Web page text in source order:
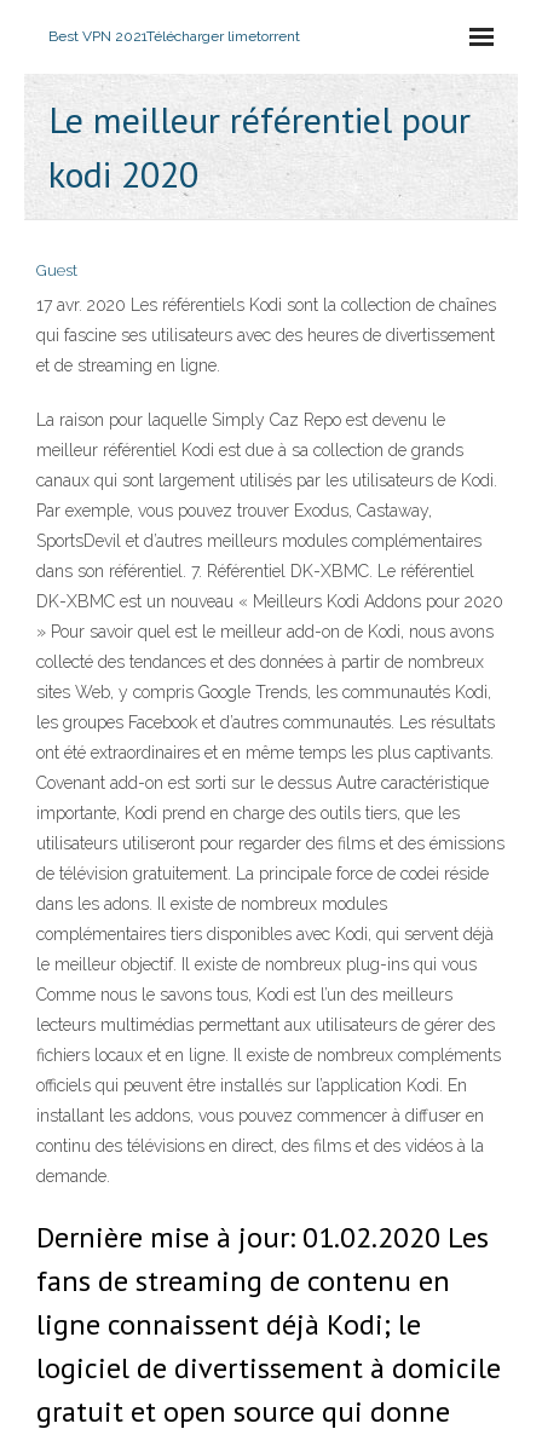
Best VPN 2021Télécharger limetorrent
Le meilleur référentiel pour
kodi 2020
Guest
17 avr. 2020 Les référentiels Kodi sont la collection de chaînes
qui fascine ses utilisateurs avec des heures de divertissement
et de streaming en ligne.
La raison pour laquelle Simply Caz Repo est devenu le
meilleur référentiel Kodi est due à sa collection de grands
canaux qui sont largement utilisés par les utilisateurs de Kodi.
Par exemple, vous pouvez trouver Exodus, Castaway,
SportsDevil et d’autres meilleurs modules complémentaires
dans son référentiel. 7. Référentiel DK-XBMC. Le référentiel
DK-XBMC est un nouveau « Meilleurs Kodi Addons pour 2020
» Pour savoir quel est le meilleur add-on de Kodi, nous avons
collecté des tendances et des données à partir de nombreux
sites Web, y compris Google Trends, les communautés Kodi,
les groupes Facebook et d’autres communautés. Les résultats
ont été extraordinaires et en même temps les plus captivants.
Covenant add-on est sorti sur le dessus Autre caractéristique
importante, Kodi prend en charge des outils tiers, que les
utilisateurs utiliseront pour regarder des films et des émissions
de télévision gratuitement. La principale force de codei réside
dans les adons. Il existe de nombreux modules
complémentaires tiers disponibles avec Kodi, qui servent déjà
le meilleur objectif. Il existe de nombreux plug-ins qui vous
Comme nous le savons tous, Kodi est l’un des meilleurs
lecteurs multimédias permettant aux utilisateurs de gérer des
fichiers locaux et en ligne. Il existe de nombreux compléments
officiels qui peuvent être installés sur l’application Kodi. En
installant les addons, vous pouvez commencer à diffuser en
continu des télévisions en direct, des films et des vidéos à la
demande.
Dernière mise à jour: 01.02.2020 Les
fans de streaming de contenu en
ligne connaissent déjà Kodi; le
logiciel de divertissement à domicile
gratuit et open source qui donne